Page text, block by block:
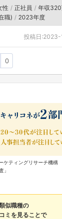
性 正社員 年収320
職)
2023年度
投稿日:
0
ケティングリサーチ機
」
似職種の
ミを見ることで